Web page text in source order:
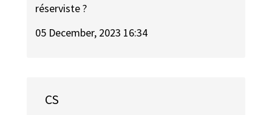
réserviste ?
05 December, 2023 16:34
CS